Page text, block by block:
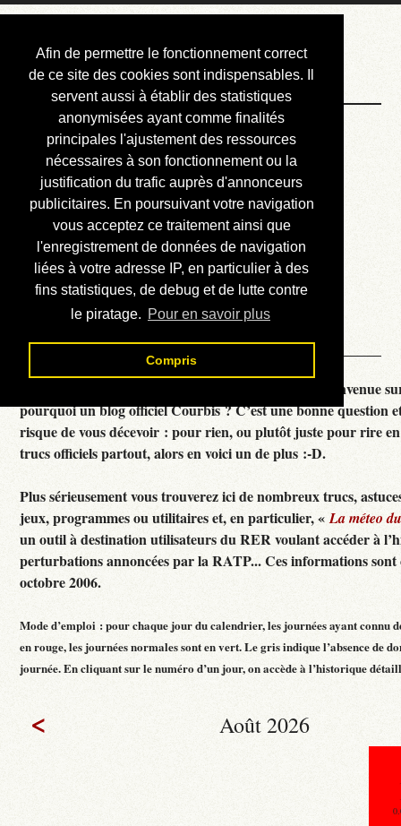
Afin de permettre le fonctionnement correct
de ce site des cookies sont indispensables. Il
servent aussi à établir des statistiques
anonymisées ayant comme finalités
principales l'ajustement des ressources
nécessaires à son fonctionnement ou la
justification du trafic auprès d'annonceurs
publicitaires. En poursuivant votre navigation
vous acceptez ce traitement ainsi que
l'enregistrement de données de navigation
liées à votre adresse IP, en particulier à des
fins statistiques, de debug et de lutte contre
le piratage. Pour en savoir plus
Compris
Courbis, « LE »
Blog Officiel
Bienvenue
Réalisations
Divers (et d’été)
Annonces
Liens externes
Téléchargement
Contact
Courbis, « LE » Blog Officiel - je vous souhaite la bienvenue
pourquoi un blog officiel Courbis ? C’est une bonne question
risque de vous décevoir : pour rien, ou plutôt juste pour rire
trucs officiels partout, alors en voici un de plus :-D.
Plus sérieusement vous trouverez ici de nombreux trucs,
jeux, programmes ou utilitaires et, en particulier, «La méteo
un outil à destination utilisateurs du RER voulant accéder à
perturbations annoncées par la RATP... Ces informations sont
octobre 2006.
Mode d’emploi : pour chaque jour du calendrier, les journées ayant connu
en rouge, les journées normales sont en vert. Le gris indique l’absence de
journée. En cliquant sur le numéro d’un jour, on accède à l’historique
< Août 2026